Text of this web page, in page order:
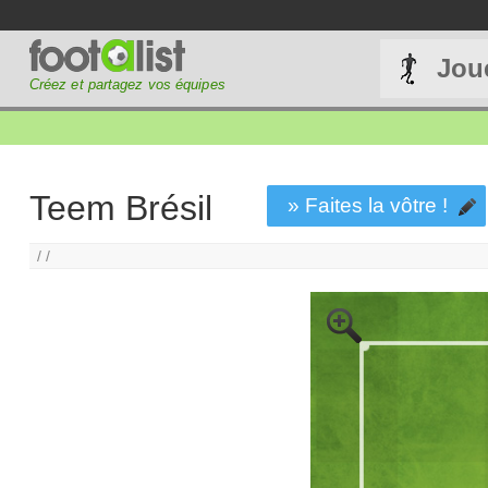
Créez et partagez vos équipes
Teem Brésil » Faites la vôtre !
/ /